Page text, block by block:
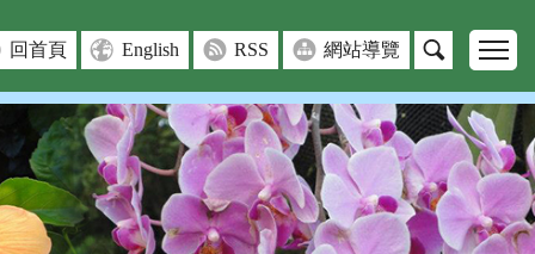
回首頁 English RSS 網站導覽